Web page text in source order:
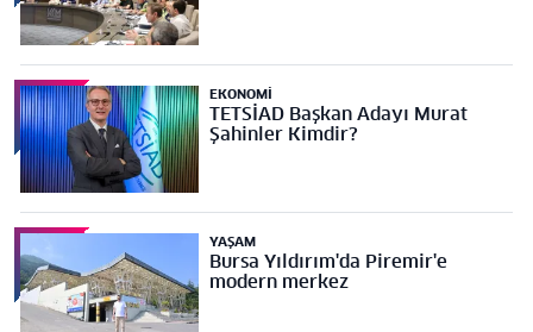
EKONOMI
TETSİAD Başkan Adayı Murat
Şahinler Kimdir?
YAŞAM
Bursa Yıldırım'da Piremir'e
modern merkez